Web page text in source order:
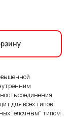
соединения,
для всех типов
"елочным" типом